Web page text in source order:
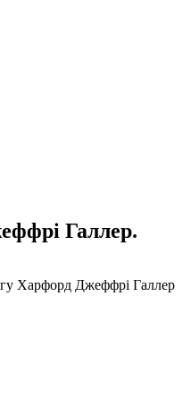
Галлер.
Харфорд Джеффрі Галлер